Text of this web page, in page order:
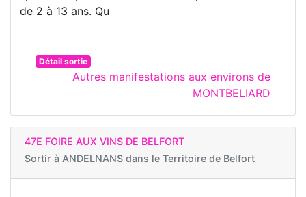
de 2 à 13 ans. Qu
Détail sortie
Autres manifestations aux environs de
MONTBELIARD
47E FOIRE AUX VINS DE BELFORT
Sortir à ANDELNANS dans le Territoire de Belfort